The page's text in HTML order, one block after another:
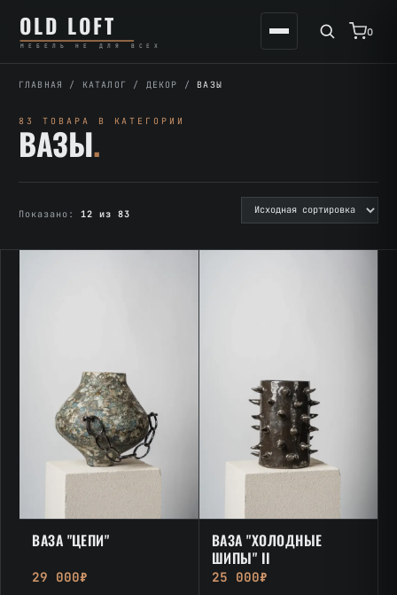
содержимому
содержимому
OLD LOFT
МЕБЕЛЬ НЕ ДЛЯ ВСЕХ
0
ГЛАВНАЯ / КАТАЛОГ / ДЕКОР / ВАЗЫ
83 ТОВАРА В КАТЕГОРИИ
ВАЗЫ.
Показано:12 из 83
ВАЗА "ЦЕПИ"
29 000₽
ВАЗА "ХОЛОДНЫЕ
ШИПЫ" II
25 000₽